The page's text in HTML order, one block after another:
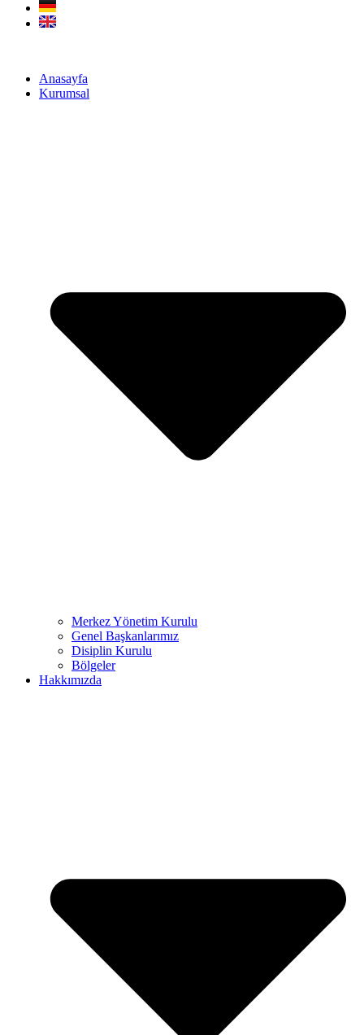
Anasayfa
Kurumsal
Merkez Yönetim Kurulu
Genel Başkanlarımız
Disiplin Kurulu
Bölgeler
Hakkımızda